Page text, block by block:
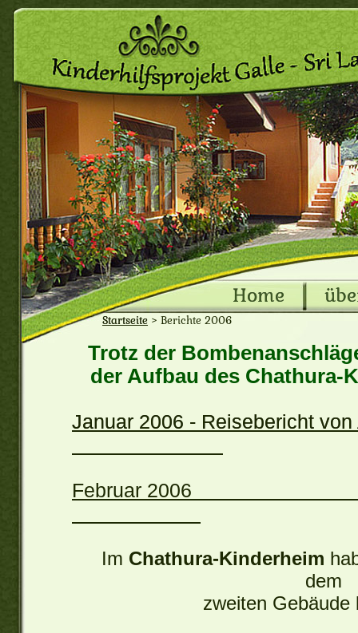
Startseite > Berichte 2006
Home
Trotz der
der Aufbau des Chathura-
Januar 2006 - Reisebericht
Februar
Im Chathura-Kinderheim
dem
zweiten Gebäude